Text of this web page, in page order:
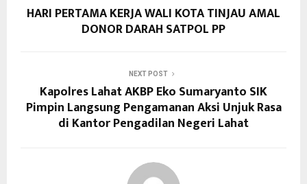
HARI PERTAMA KERJA WALI KOTA TINJAU AMAL
DONOR DARAH SATPOL PP
NEXT POST
Kapolres Lahat AKBP Eko Sumaryanto SIK
Pimpin Langsung Pengamanan Aksi Unjuk Rasa
di Kantor Pengadilan Negeri Lahat